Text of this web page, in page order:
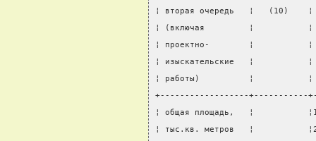
¦ вторая очередь   ¦
¦ (включая         ¦
¦ проектно-        ¦
¦ изыскательские   ¦
¦ работы)          ¦
+------------------+-----------
¦ общая площадь,   ¦
¦ тыс.кв. метров   ¦